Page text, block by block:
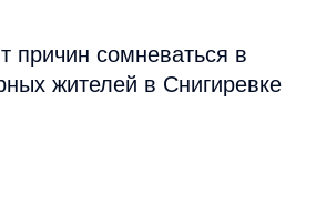
причин сомневаться в
жителей в Снигиревке